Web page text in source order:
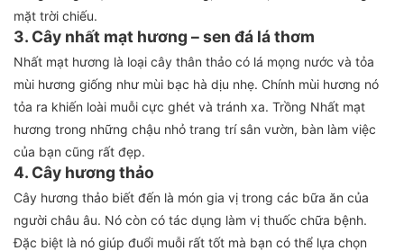
mặt trời chiếu.
3. Cây nhất mạt hương – sen đá lá thơm
Nhất mạt hương là loại cây thân thảo có lá mọng nước và tỏa
mùi hương giống như mùi bạc hà dịu nhẹ. Chính mùi hương nó
tỏa ra khiến loài muỗi cực ghét và tránh xa. Trồng Nhất mạt
hương trong những chậu nhỏ trang trí sân vườn, bàn làm việc
của bạn cũng rất đẹp.
4. Cây hương thảo
Cây hương thảo biết đến là món gia vị trong các bữa ăn của
người châu âu. Nó còn có tác dụng làm vị thuốc chữa bệnh.
Đặc biệt là nó giúp đuổi muỗi rất tốt mà bạn có thể lựa chọn